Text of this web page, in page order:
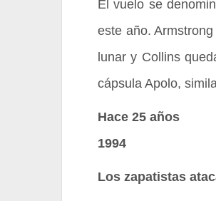
El vuelo se
este año.
lunar y Collins
cápsula Apolo,
Hace 25 años
1994
Los zapatistas